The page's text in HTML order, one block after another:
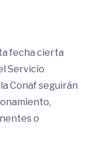
fecha cierta
Servicio
Conaf seguirán
o